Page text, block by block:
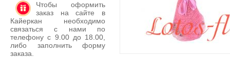
Чтобы оформить
заказ на сайте в
Кайеркан необходимо
связаться с нами по
телефону с 9.00 до 18.00,
либо заполнить форму
заказа.